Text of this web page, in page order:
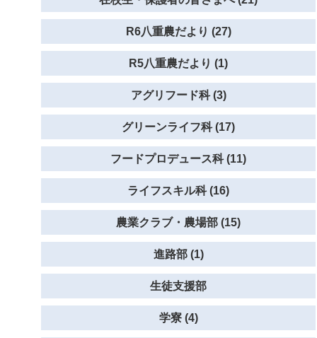
R6八重農だより (27)
R5八重農だより (1)
アグリフード科 (3)
グリーンライフ科 (17)
フードプロデュース科 (11)
ライフスキル科 (16)
農業クラブ・農場部 (15)
進路部 (1)
生徒支援部
学寮 (4)